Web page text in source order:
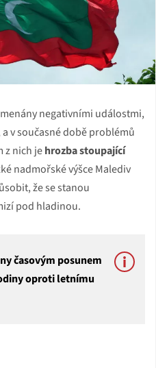
negativními událostmi,
v současné době problémů
z nich jehrozba stoupající
nadmořské výšce Malediv
že se stanou
pod hladinou.
časovým posunem
oproti letnímu